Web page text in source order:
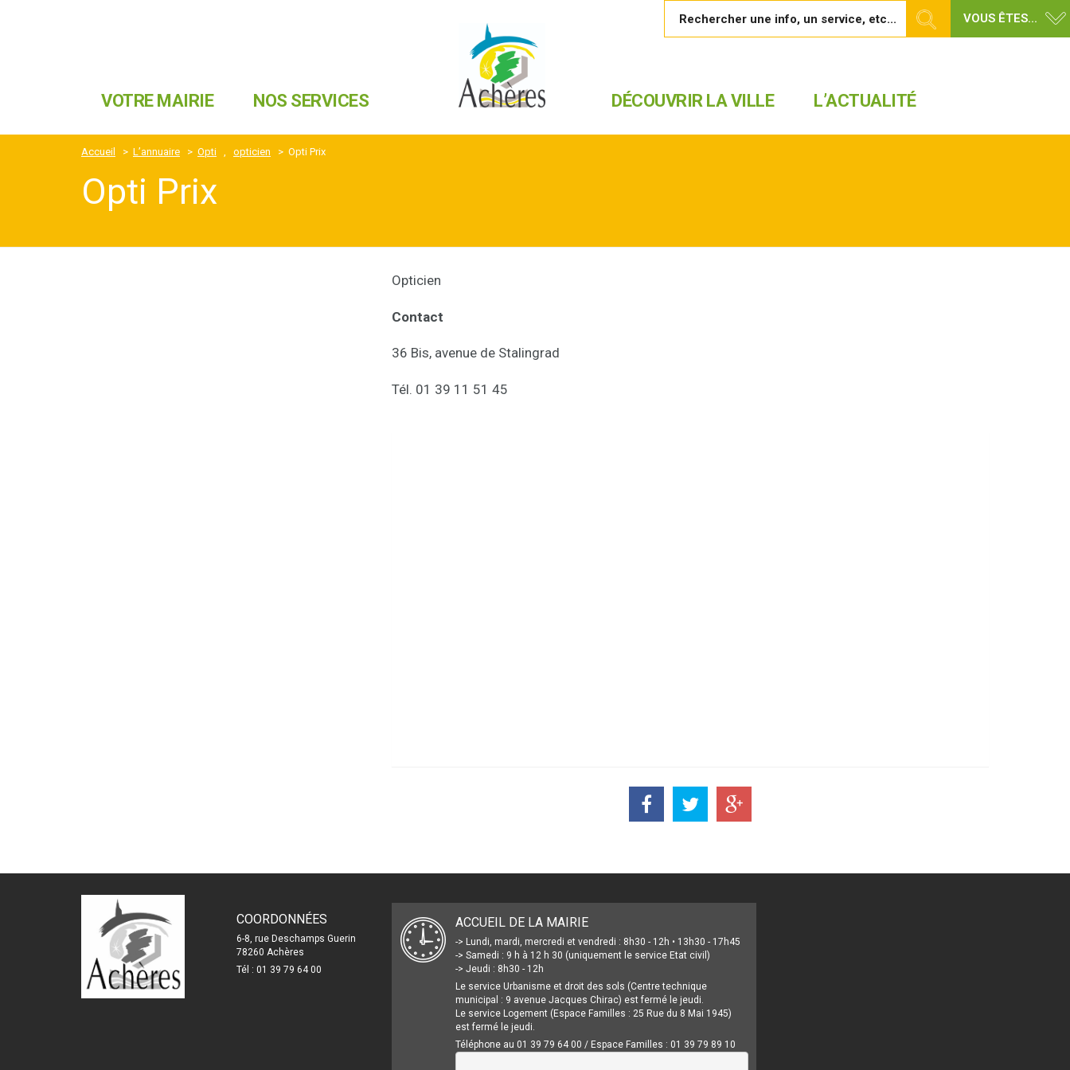
VOUS ÊTES...
VOTRE MAIRIE NOS SERVICES DÉCOUVRIR LA VILLE L’ACTUALITÉ
Accueil > L’annuaire > Opti , opticien > Opti Prix
Opti Prix
Opticien
Contact
36 Bis, avenue de Stalingrad
Tél. 01 39 11 51 45
COORDONNÉES
6-8, rue Deschamps Guerin
78260 Achères
Tél : 01 39 79 64 00
ACCUEIL DE LA MAIRIE
-> Lundi, mardi, mercredi et vendredi : 8h30 - 12h • 13h30 - 17h45
-> Samedi : 9 h à 12 h 30 (uniquement le service Etat civil)
-> Jeudi : 8h30 - 12h
Le service Urbanisme et droit des sols (Centre technique
municipal : 9 avenue Jacques Chirac) est fermé le jeudi.
Le service Logement (Espace Familles : 25 Rue du 8 Mai 1945)
est fermé le jeudi.
Téléphone au 01 39 79 64 00 / Espace Familles : 01 39 79 89 10